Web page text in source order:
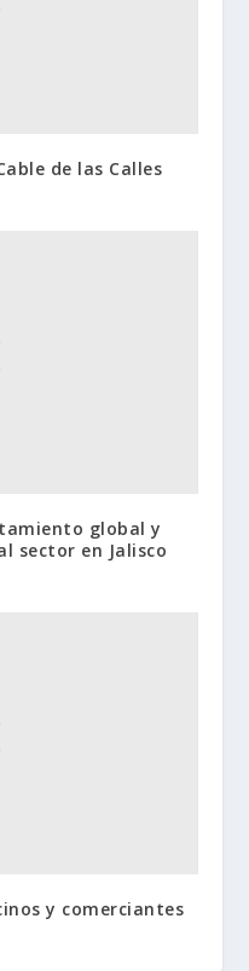
de las Calles
global y
sector en Jalisco
y comerciantes